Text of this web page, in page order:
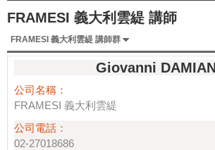
FRAMESI 義大利雲緹 講師
FRAMESI 義大利雲緹 講師群
Giovanni
公司名稱：
FRAMESI 義大利雲緹
公司電話：
02-27018686